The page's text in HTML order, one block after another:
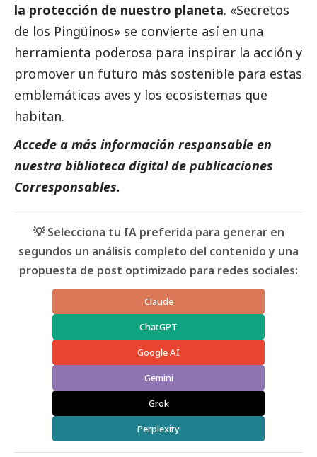
la protección de nuestro planeta. «Secretos
de los Pingüinos» se convierte así en una
herramienta poderosa para inspirar la acción y
promover un futuro más sostenible para estas
emblemáticas aves y los ecosistemas que
habitan.
Accede a más información responsable en
nuestra biblioteca digital de publicaciones
Corresponsables.
💡 Selecciona tu IA preferida para generar en
segundos un análisis completo del contenido y una
propuesta de post optimizado para redes sociales:
Claude
ChatGPT
Google AI
Gemini
Grok
Perplexity